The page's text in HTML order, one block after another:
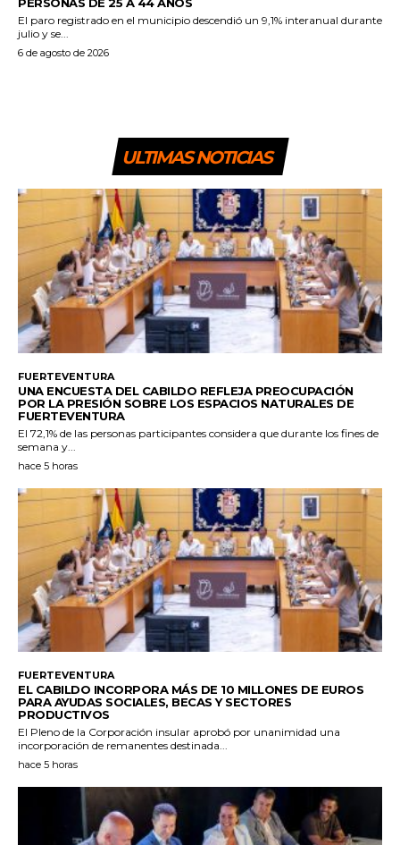
El paro registrado en el municipio descendió un 9,1% interanual durante
julio y se...
6 de agosto de 2026
ULTIMAS NOTICIAS
FUERTEVENTURA
UNA ENCUESTA DEL CABILDO REFLEJA PREOCUPACIÓN
POR LA PRESIÓN SOBRE LOS ESPACIOS NATURALES DE
FUERTEVENTURA
El 72,1% de las personas participantes considera que durante los fines de
semana y...
hace 5 horas
FUERTEVENTURA
EL CABILDO INCORPORA MÁS DE 10 MILLONES DE EUROS
PARA AYUDAS SOCIALES, BECAS Y SECTORES
PRODUCTIVOS
El Pleno de la Corporación insular aprobó por unanimidad una
incorporación de remanentes destinada...
hace 5 horas